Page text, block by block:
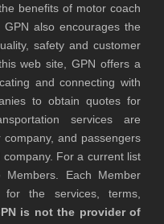
benefits of motor coach
also encourages the
safety and customer
web site, GPN offers a
and connecting with
to obtain quotes for
services are
and passengers
For a current list
Each Member
the services, terms,
is not the provider of